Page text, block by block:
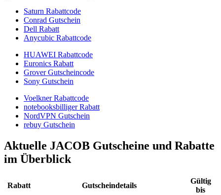
Saturn Rabattcode
Conrad Gutschein
Dell Rabatt
Anycubic Rabattcode
HUAWEI Rabattcode
Euronics Rabatt
Grover Gutscheincode
Sony Gutschein
Voelkner Rabattcode
notebooksbilliger Rabatt
NordVPN Gutschein
rebuy Gutschein
Aktuelle JACOB Gutscheine und Rabatte
im Überblick
Rabatt Gutscheindetails
Gültig
bis